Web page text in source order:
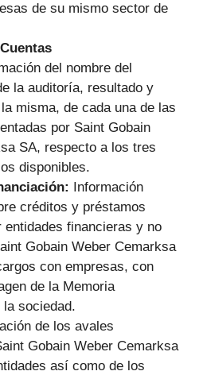
de su mismo sector de
del nombre del
la auditoría, resultado y
misma, de cada una de las
por Saint Gobain
SA, respecto a los tres
disponibles.
Información
créditos y préstamos
entidades financieras y no
Gobain Weber Cemarksa
con empresas, con
de la Memoria
la sociedad.
de los avales
Gobain Weber Cemarksa
así como de los